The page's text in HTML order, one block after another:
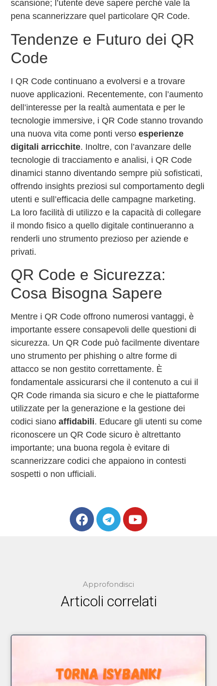
scansione; l’utente deve sapere perché vale la
pena scannerizzare quel particolare QR Code.
Tendenze e Futuro dei QR
Code
I QR Code continuano a evolversi e a trovare
nuove applicazioni. Recentemente, con l’aumento
dell’interesse per la realtà aumentata e per le
tecnologie immersive, i QR Code stanno trovando
una nuova vita come ponti versoesperienze
digitali arricchite. Inoltre, con l’avanzare delle
tecnologie di tracciamento e analisi, i QR Code
dinamici stanno diventando sempre più sofisticati,
offrendo insights preziosi sul comportamento degli
utenti e sull’efficacia delle campagne marketing.
La loro facilità di utilizzo e la capacità di collegare
il mondo fisico a quello digitale continueranno a
renderli uno strumento prezioso per aziende e
privati.
QR Code e Sicurezza:
Cosa Bisogna Sapere
Mentre i QR Code offrono numerosi vantaggi, è
importante essere consapevoli delle questioni di
sicurezza. Un QR Code può facilmente diventare
uno strumento per phishing o altre forme di
attacco se non gestito correttamente. È
fondamentale assicurarsi che il contenuto a cui il
QR Code rimanda sia sicuro e che le piattaforme
utilizzate per la generazione e la gestione dei
codici sianoaffidabili. Educare gli utenti su come
riconoscere un QR Code sicuro è altrettanto
importante; una buona regola è evitare di
scannerizzare codici che appaiono in contesti
sospetti o non ufficiali.
Approfondisci
Articoli correlati